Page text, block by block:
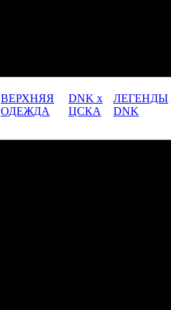
ВЕРХНЯЯ
ОДЕЖДА
DNK x
ЦСКА
ЛЕГЕНДЫ
DNK